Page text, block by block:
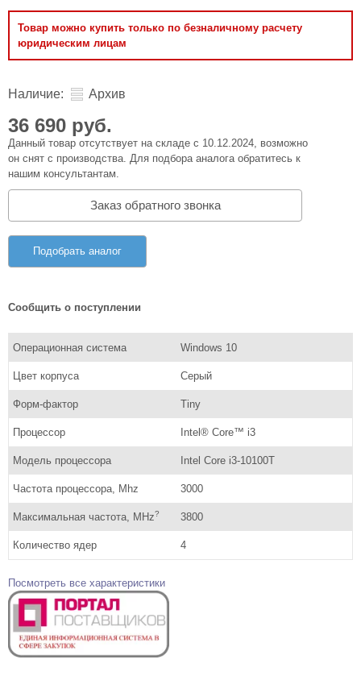
Товар можно купить только по безналичному расчету
юридическим лицам
Наличие: Архив
36 690 руб.
Данный товар отсутствует на складе с 10.12.2024, возможно
он снят с производства. Для подбора аналога обратитесь к
нашим консультантам.
Заказ обратного звонка
Подобрать аналог
Сообщить о поступлении
Операционная система Windows 10
Цвет корпуса Серый
Форм-фактор Tiny
Процессор Intel® Core™ i3
Модель процессора Intel Core i3-10100T
Частота процессора, Mhz 3000
Максимальная частота, MHz? 3800
Количество ядер 4
Посмотреть все характеристики